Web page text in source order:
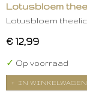
Lotusbloem
Lotusbloem
€ 12,99
✓ Op voorraad
IN WINKELWAGEN